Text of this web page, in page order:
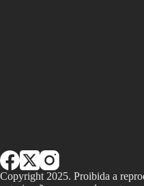
Copyright 2025. Proibida a